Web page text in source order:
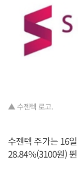
▲ 수젠텍 로고.
수젠텍 주가는 16
28.84%(3100원)